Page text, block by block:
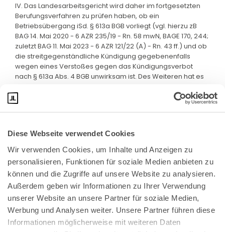
Diese Webseite verwendet Cookies
Wir verwenden Cookies, um Inhalte und Anzeigen zu
personalisieren, Funktionen für soziale Medien anbieten zu
können und die Zugriffe auf unsere Website zu analysieren.
Außerdem geben wir Informationen zu Ihrer Verwendung
unserer Website an unsere Partner für soziale Medien,
Werbung und Analysen weiter. Unsere Partner führen diese
Informationen möglicherweise mit weiteren Daten
IV. Das Landesarbeitsgericht wird daher im fortgesetzten
Berufungsverfahren zu prüfen haben, ob ein
Betriebsübergang iSd. § 613a BGB vorliegt (vgl. hierzu zB
BAG 14. Mai 2020 - 6 AZR 235/19 - Rn. 58 mwN, BAGE 170, 244;
zuletzt BAG 11. Mai 2023 - 6 AZR 121/22 (A) - Rn. 43 ff.) und ob
die streitgegenständliche Kündigung gegebenenfalls
wegen eines Verstoßes gegen das Kündigungsverbot
nach § 613a Abs. 4 BGB unwirksam ist. Des Weiteren hat es
Bundeskanzlerplatz 2
53113 Bonn